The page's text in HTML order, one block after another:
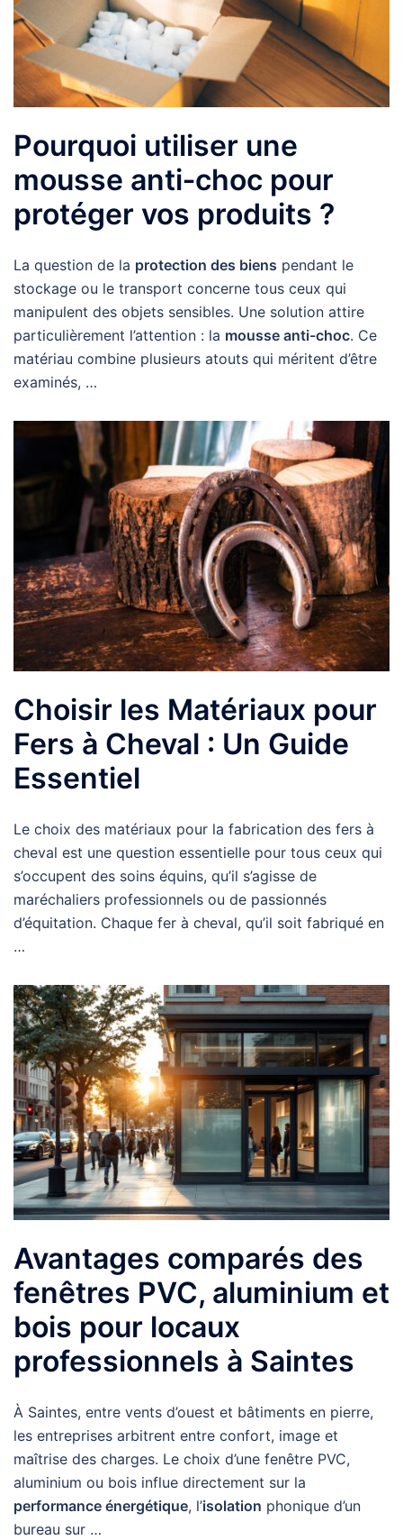
Pourquoi utiliser une
mousse anti‑choc pour
protéger vos produits ?
La question de la protection des biens pendant le
stockage ou le transport concerne tous ceux qui
manipulent des objets sensibles. Une solution attire
particulièrement l’attention : la mousse anti-choc. Ce
matériau combine plusieurs atouts qui méritent d’être
examinés, …
Choisir les Matériaux pour
Fers à Cheval : Un Guide
Essentiel
Le choix des matériaux pour la fabrication des fers à
cheval est une question essentielle pour tous ceux qui
s’occupent des soins équins, qu’il s’agisse de
maréchaliers professionnels ou de passionnés
d’équitation. Chaque fer à cheval, qu’il soit fabriqué en
…
Avantages comparés des
fenêtres PVC, aluminium et
bois pour locaux
professionnels à Saintes
À Saintes, entre vents d’ouest et bâtiments en pierre,
les entreprises arbitrent entre confort, image et
maîtrise des charges. Le choix d’une fenêtre PVC,
aluminium ou bois influe directement sur la
performance énergétique, l’isolation phonique d’un
bureau sur …